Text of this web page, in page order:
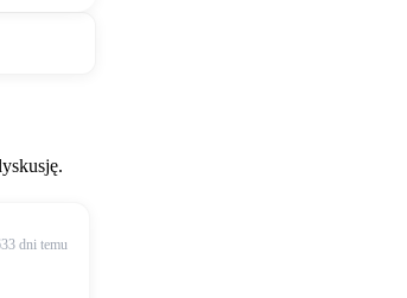
dni temu